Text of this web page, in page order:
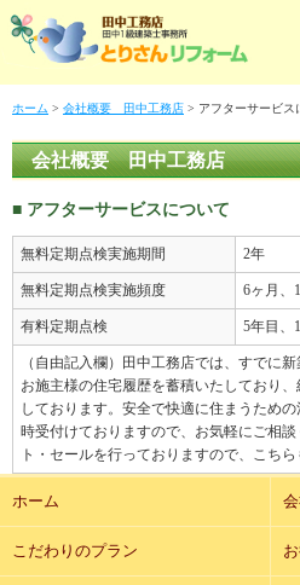
ホーム > 会社概要 田中工務店 > アフターサービス
会社概要 田中工務店
■ アフターサービスについて
無料定期点検実施期間 2年
無料定期点検実施頻度 6ヶ月、
有料定期点検 5年目、
（自由記入欄）田中工務店では、すでに
お施主様の住宅履歴を蓄積いたしており
しております。安全で快適に住まうため
時受付けておりますので、お気軽にご相
ト・セールを行っておりますので、こちら
ホーム
こだわりのプラン